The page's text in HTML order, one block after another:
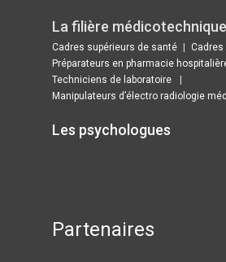
La filière médicotechnique
Cadres supérieurs de santé
Préparateurs en pharmacie
Techniciens de laboratoire
Manipulateurs d’électro radiologie
Les psychologues ​
Partenaires